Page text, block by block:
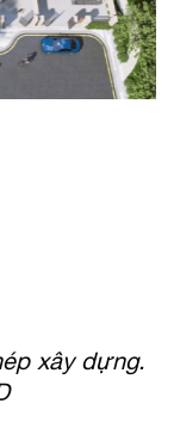
xây dựng.